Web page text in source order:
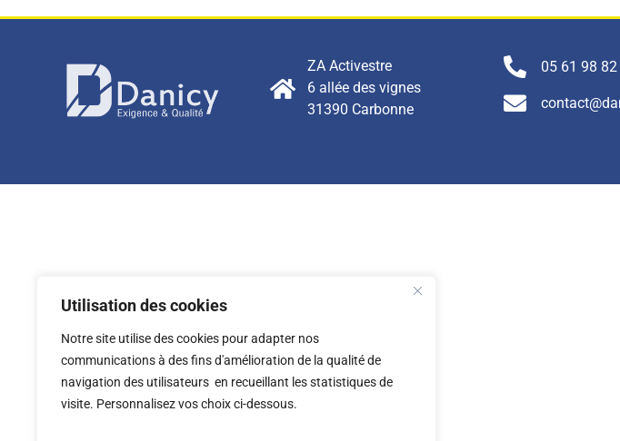
Utilisation des cookies
Notre site utilise des cookies pour adapter nos
communications à des fins d'amélioration de la qualité de
navigation des utilisateurs en recueillant les statistiques de
visite. Personnalisez vos choix ci-dessous.
ZA Activestre
6 allée des vignes
31390 Carbonne
05 61 98